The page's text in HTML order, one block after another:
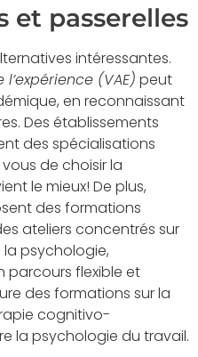
et passerelles
intéressantes.
(VAE) peut
en reconnaissant
Des établissements
des spécialisations
de choisir la
le mieux! De plus,
des formations
ateliers concentrés sur
psychologie,
parcours flexible et
des formations sur la
cognitivo-
la psychologie du travail.